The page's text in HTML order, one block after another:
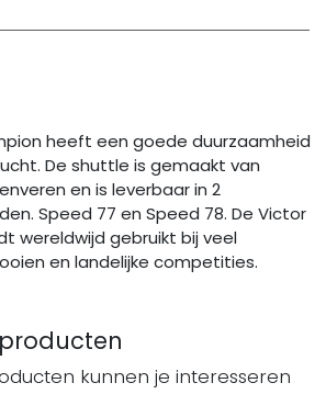
heeft een goede duurzaamheid
De shuttle is gemaakt van
en is leverbaar in 2
Speed 77 en Speed 78. De Victor
wereldwijd gebruikt bij veel
en landelijke competities.
kunnen je interesseren